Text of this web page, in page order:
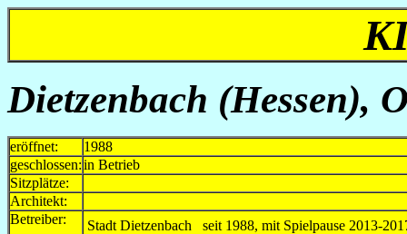
Dietzenbach (Hessen),
eröffnet:
1988
geschlossen:in Betrieb
Sitzplätze:
Architekt:
Betreiber:
Stadt Dietzenbach seit 1988, mit Spielpause 2013-